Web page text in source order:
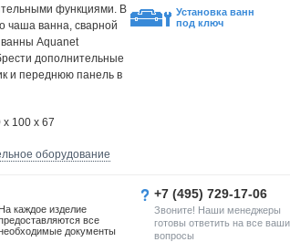
функциями. В
чаша ванна, сварной
Aquanet
дополнительные
и переднюю панель в
100 x 67
Установка ванн
под ключ
оборудование
На каждое изделие
все
документы
+7 (495) 729-17-06
Звоните! Наши менеджеры
готовы ответить на все ваши
вопросы